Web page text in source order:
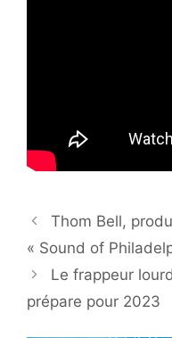
Thom Bell,
« Sound of
Le frappeur
prépare pour 2023